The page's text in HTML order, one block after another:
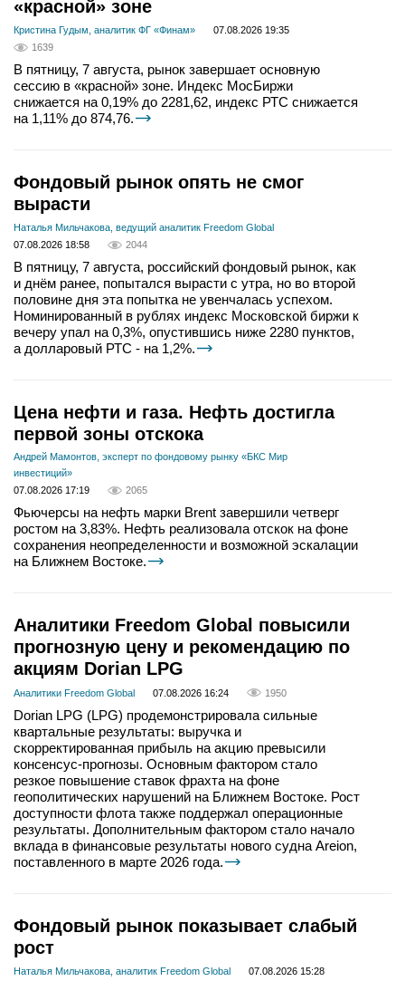
«красной» зоне
Кристина Гудым, аналитик ФГ «Финам»
07.08.2026 19:35
1639
В пятницу, 7 августа, рынок завершает основную
сессию в «красной» зоне. Индекс МосБиржи
снижается на 0,19% до 2281,62, индекс РТС снижается
на 1,11% до 874,76.
Фондовый рынок опять не смог
вырасти
Наталья Мильчакова, ведущий аналитик Freedom Global
07.08.2026 18:58
2044
В пятницу, 7 августа, российский фондовый рынок, как
и днём ранее, попытался вырасти с утра, но во второй
половине дня эта попытка не увенчалась успехом.
Номинированный в рублях индекс Московской биржи к
вечеру упал на 0,3%, опустившись ниже 2280 пунктов,
а долларовый РТС - на 1,2%.
Цена нефти и газа. Нефть достигла
первой зоны отскока
Андрей Мамонтов, эксперт по фондовому рынку «БКС Мир
инвестиций»
07.08.2026 17:19
2065
Фьючерсы на нефть марки Brent завершили четверг
ростом на 3,83%. Нефть реализовала отскок на фоне
сохранения неопределенности и возможной эскалации
на Ближнем Востоке.
Аналитики Freedom Global повысили
прогнозную цену и рекомендацию по
акциям Dorian LPG
Аналитики Freedom Global 07.08.2026 16:24 1950
Dorian LPG (LPG) продемонстрировала сильные
квартальные результаты: выручка и
скорректированная прибыль на акцию превысили
консенсус-прогнозы. Основным фактором стало
резкое повышение ставок фрахта на фоне
геополитических нарушений на Ближнем Востоке. Рост
доступности флота также поддержал операционные
результаты. Дополнительным фактором стало начало
вклада в финансовые результаты нового судна Areion,
поставленного в марте 2026 года.
Фондовый рынок показывает слабый
рост
Наталья Мильчакова, аналитик Freedom Global
07.08.2026 15:28